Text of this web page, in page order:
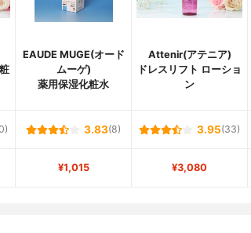
EAUDE MUGE(オード
ムーゲ)
薬用保湿化粧水
Attenir(アテニア)
ドレスリフト ローショ
ン
3.83(8) 3.95(33)
¥1,015 ¥3,080